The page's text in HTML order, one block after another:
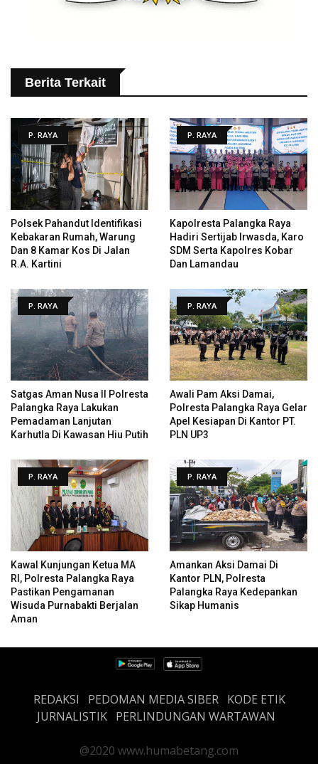
Berita Terkait
P. RAYA
Polsek Pahandut Identifikasi
Kebakaran Rumah, Warung
Dan 8 Kamar Kos Di Jalan
R.A. Kartini
P. RAYA
Kapolresta Palangka Raya
Hadiri Sertijab Irwasda, Karo
SDM Serta Kapolres Kobar
Dan Lamandau
P. RAYA
Satgas Aman Nusa II Polresta
Palangka Raya Lakukan
Pemadaman Lanjutan
Karhutla Di Kawasan Hiu Putih
P. RAYA
Awali Pam Aksi Damai,
Polresta Palangka Raya Gelar
Apel Kesiapan Di Kantor PT.
PLN UP3
P. RAYA
Kawal Kunjungan Ketua MA
RI, Polresta Palangka Raya
Pastikan Pengamanan
Wisuda Purnabakti Berjalan
Aman
P. RAYA
Amankan Aksi Damai Di
Kantor PLN, Polresta
Palangka Raya Kedepankan
Sikap Humanis
REDAKSI PEDOMAN MEDIA SIBER
KODE ETIK
JURNALISTIK PERLINDUNGAN WARTAWAN
@2020 www.humabetang.com